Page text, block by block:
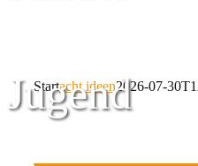
Jugend
Startacht ideen2026-07-